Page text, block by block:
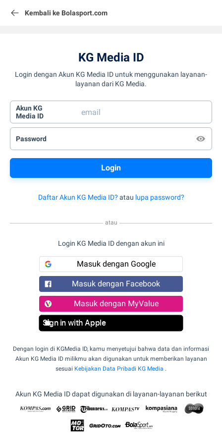
Kembali ke Bolasport.com
KG Media ID
Login dengan Akun KG Media ID untuk menggunakan layanan-
layanan dari KG Media.
Akun KG
Media ID
Password
Daftar Akun KG Media ID? atau lupa password?
atau
Login KG Media ID dengan akun ini
Masuk dengan Google
Masuk dengan Facebook
Masuk dengan MyValue
Sign in with Apple
Dengan login di KGMedia ID, kamu menyetujui bahwa data dan informasi
Akun KG Media ID milikmu akan digunakan untuk memberikan layanan
sesuai Kebijakan Data Pribadi KG Media .
Akun KG Media ID dapat digunakan di layanan-layanan berikut